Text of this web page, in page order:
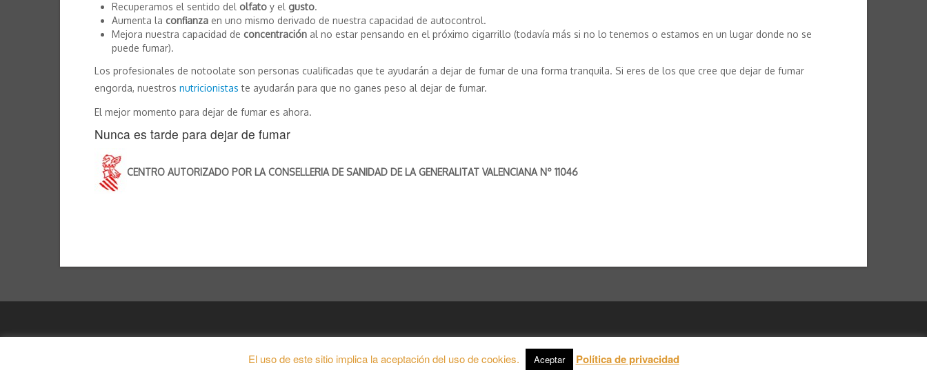
Recuperamos el sentido del olfato y el gusto.
Aumenta la confianza en uno mismo derivado de nuestra capacidad de autocontrol.
Mejora nuestra capacidad de concentración al no estar pensando en el próximo cigarrillo (todavía más si no lo tenemos o estamos en un lugar donde no se
puede fumar).
Los profesionales de notoolate son personas cualificadas que te ayudarán a dejar de fumar de una forma tranquila. Si eres de los que cree que dejar de fumar
engorda, nuestros nutricionistas te ayudarán para que no ganes peso al dejar de fumar.
El mejor momento para dejar de fumar es ahora.
Nunca es tarde para dejar de fumar
CENTRO AUTORIZADO POR LA CONSELLERIA DE SANIDAD DE LA GENERALITAT VALENCIANA Nº 11046
El uso de este sitio implica la aceptación del uso de cookies. Aceptar Política de privacidad